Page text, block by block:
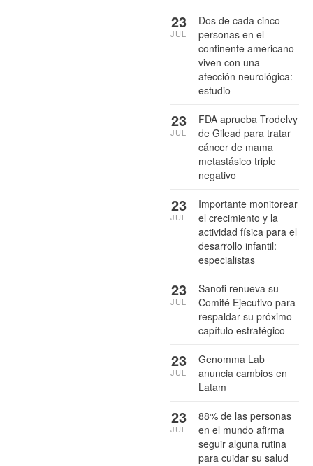
Dos de cada cinco
personas en el
continente americano
viven con una
afección neurológica:
estudio
23
JUL
FDA aprueba Trodelvy
de Gilead para tratar
cáncer de mama
metastásico triple
negativo
23
JUL
Importante monitorear
el crecimiento y la
actividad física para el
desarrollo infantil:
especialistas
23
JUL
Sanofi renueva su
Comité Ejecutivo para
respaldar su próximo
capítulo estratégico
23
JUL
Genomma Lab
anuncia cambios en
Latam
23
JUL
88% de las personas
en el mundo afirma
seguir alguna rutina
para cuidar su salud
23
JUL